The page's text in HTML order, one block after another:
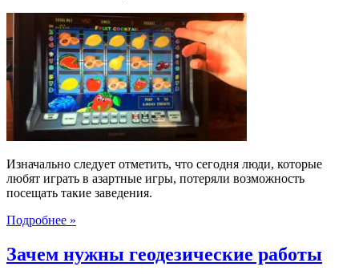
Некоторые
нюансы
и
преимущества
игры
в
казино
Чемпион
Изначально следует отметить, что сегодня люди, которые
любят играть в азартные игры, потеряли возможность
посещать такие заведения.
Подробнее »
Зачем нужны геодезические работы